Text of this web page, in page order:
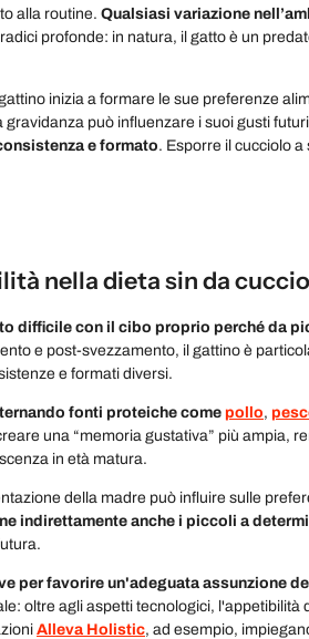
alla routine. Qualsiasi variazione
profonde: in natura, il gatto è un
inizia a formare le sue preferenze
può influenzare i suoi gusti
e formato. Esporre il cucciolo a
nella dieta sin da
difficile con il cibo proprio perché da
e post-svezzamento, il gattino è
e formati diversi.
fonti proteiche comepollo,
una “memoria gustativa” più ampia,
in età matura.
della madre può influire sulle
indirettamente anche i piccoli a
per favorire un'adeguata assunzione
oltre agli aspetti tecnologici, l'appetibilità
Alleva Holistic, ad esempio,